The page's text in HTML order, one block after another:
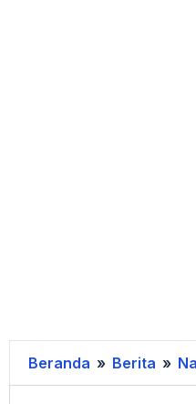
Beranda » Berita »